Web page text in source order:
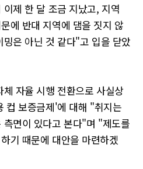
제 한 달 조금 지났고, 지역
에 반대 지역에 댐을 짓지 않
은 아닌 것 같다"고 입을 닫았
자율 시행 전환으로 사실상
컵 보증금제'에 대해 "취지는
면이 있다고 본다"며 "제도를
기 때문에 대안을 마련하겠